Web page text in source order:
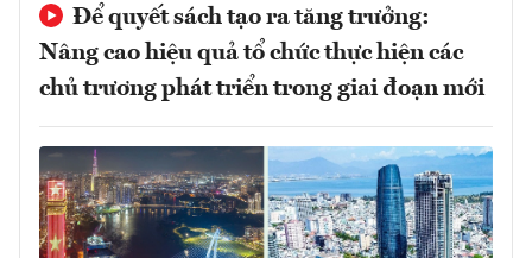
Để quyết sách tạo ra tăng trưởng:
Nâng cao hiệu quả tổ chức thực hiện các
chủ trương phát triển trong giai đoạn mới